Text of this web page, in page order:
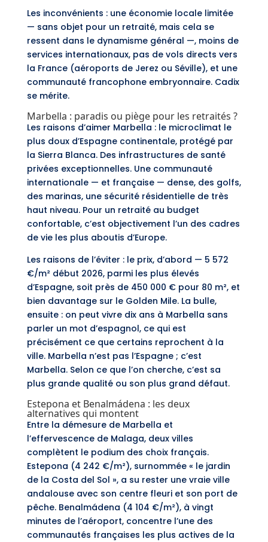
Les inconvénients : une économie locale limitée
— sans objet pour un retraité, mais cela se
ressent dans le dynamisme général —, moins de
services internationaux, pas de vols directs vers
la France (aéroports de Jerez ou Séville), et une
communauté francophone embryonnaire. Cadix
se mérite.
Marbella : paradis ou piège pour les retraités ?
Les raisons d’aimer Marbella : le microclimat le
plus doux d’Espagne continentale, protégé par
la Sierra Blanca. Des infrastructures de santé
privées exceptionnelles. Une communauté
internationale — et française — dense, des golfs,
des marinas, une sécurité résidentielle de très
haut niveau. Pour un retraité au budget
confortable, c’est objectivement l’un des cadres
de vie les plus aboutis d’Europe.
Les raisons de l’éviter : le prix, d’abord — 5 572
€/m² début 2026, parmi les plus élevés
d’Espagne, soit près de 450 000 € pour 80 m², et
bien davantage sur le Golden Mile. La bulle,
ensuite : on peut vivre dix ans à Marbella sans
parler un mot d’espagnol, ce qui est
précisément ce que certains reprochent à la
ville. Marbella n’est pas l’Espagne ; c’est
Marbella. Selon ce que l’on cherche, c’est sa
plus grande qualité ou son plus grand défaut.
Estepona et Benalmádena : les deux
alternatives qui montent
Entre la démesure de Marbella et
l’effervescence de Malaga, deux villes
complètent le podium des choix français.
Estepona (4 242 €/m²), surnommée « le jardin
de la Costa del Sol », a su rester une vraie ville
andalouse avec son centre fleuri et son port de
pêche. Benalmádena (4 104 €/m²), à vingt
minutes de l’aéroport, concentre l’une des
communautés françaises les plus actives de la